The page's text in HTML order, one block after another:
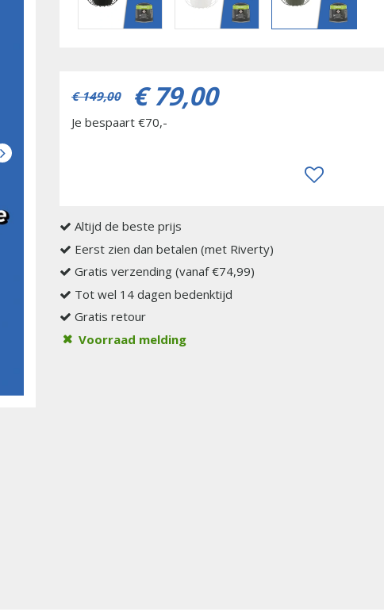
€ 149,00 € 79,00
Je bespaart €70,-
Altijd de beste prijs
Eerst zien dan betalen (met Riverty)
Gratis verzending (vanaf €74,99)
Tot wel 14 dagen bedenktijd
Gratis retour
Voorraad melding